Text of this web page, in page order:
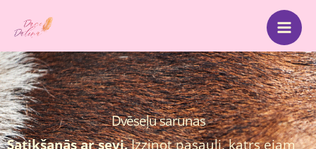
content
Dvēseļu sarunas
Satikšanās ar sevi.Izzinot pasauli, katrs ejam